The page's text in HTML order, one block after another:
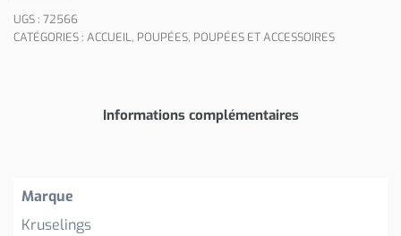
UGS : 72566
CATÉGORIES : ACCUEIL, POUPÉES, POUPÉES ET ACCESSOIRES
Informations complémentaires
Marque
Kruselings